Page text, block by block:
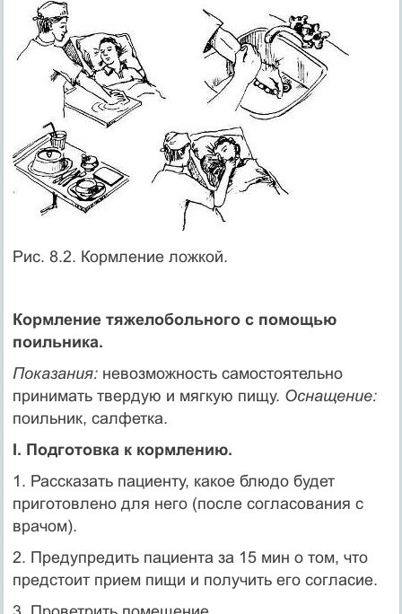
Рис. 8.2. Кормление ложкой.
Кормление тяжелобольного с помощью
поильника.
Показания: невозможность самостоятельно
принимать твердую и мягкую пищу. Оснащение:
поильник, салфетка.
I. Подготовка к кормлению.
1. Рассказать пациенту, какое блюдо будет
приготовлено для него (после согласования с
врачом).
2. Предупредить пациента за 15 мин о том, что
предстоит прием пищи и получить его согласие.